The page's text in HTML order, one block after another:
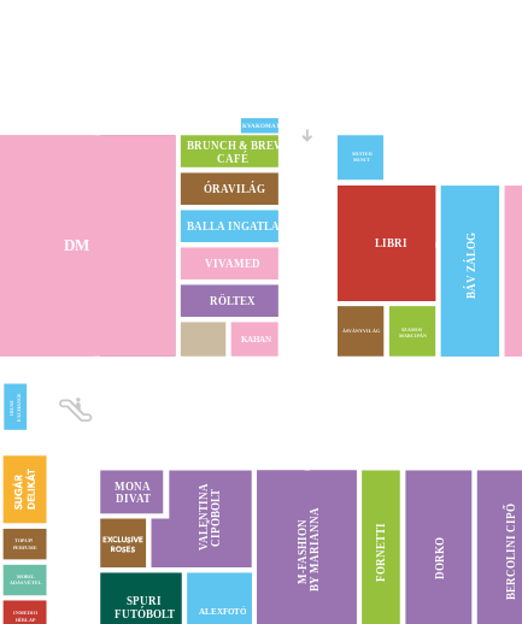
MOBIL
ADÁS-VÉTEL
MONA
DIVAT
SPURI
FUTÓBOLT
VALENTINACIPŐBOLT
M-FASHIONBY MARIANNA FORNETTI DORKO BERCOLINI CIPŐ
BÁV ZÁLOG
LIBRI
MISTER
MINIT
BRUNCH & BREW
CAFÉ
KVAKOMAT
ÓRAVILÁG
BALLA INGATLAN
VIVAMED
RÖLTEX
KAHAN
DM
ÁSVÁNYVILÁG
TOP-UP!
PERFUME
ALEXFOTÓ
IBUSZ EXCHANGE
INMEDIO
HÍRLAP
SZAMOS
MARCIPÁN